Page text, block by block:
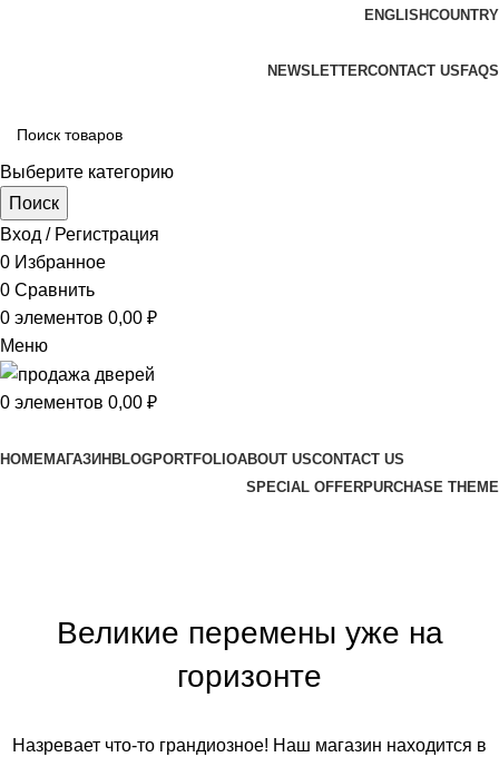
ENGLISHCOUNTRY
NEWSLETTERCONTACT US FAQS
Выберите категорию
Поиск
Вход / Регистрация
0 Избранное
0 Сравнить
0 элементов 0,00 ₽
Меню
0 элементов 0,00 ₽
HOMEМАГАЗИН BLOGPORTFOLIOABOUT USCONTACT US
SPECIAL OFFERPURCHASE THEME
Великие перемены уже на
горизонте
Назревает что-то грандиозное! Наш магазин находится в